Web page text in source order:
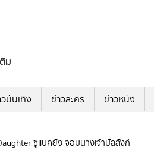
ม
บันเทิง ข่าวละคร ข่าวหนัง
ซูแบคยัง จอมนางเจ้าบัลลังก์